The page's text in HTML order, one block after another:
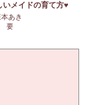
いメイドの育て方♥
あき
要